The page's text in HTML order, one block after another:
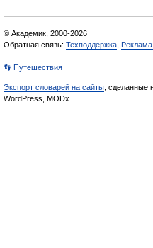
© Академик, 2000-2026
Обратная связь: Техподдержка
👣 Путешествия
Экспорт словарей на сайты , сделанные
WordPress, MODx.